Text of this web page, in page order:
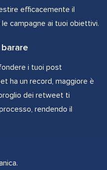
efficacemente il
campagne ai tuoi obiettivi.
i tuoi post
ha un record, maggiore è
dei retweet ti
rendendo il